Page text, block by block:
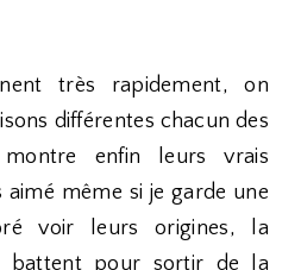
très rapidement, on
différentes chacun des
enfin leurs vrais
aimé même si je garde une
voir leurs origines, la
battent pour sortir de la